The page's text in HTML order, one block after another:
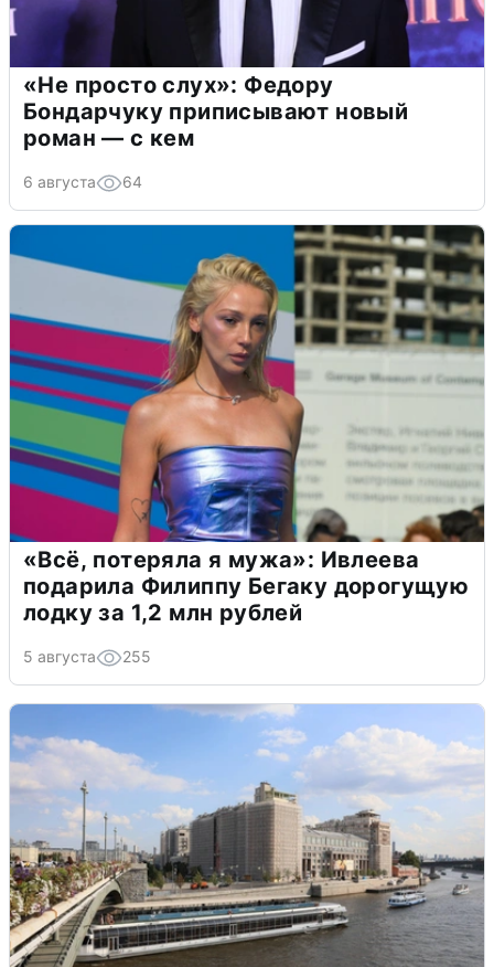
«Не просто слух»: Федору
Бондарчуку приписывают новый
роман — с кем
6 августа 64
«Всё, потеряла я мужа»: Ивлеева
подарила Филиппу Бегаку дорогущую
лодку за 1,2 млн рублей
5 августа 255